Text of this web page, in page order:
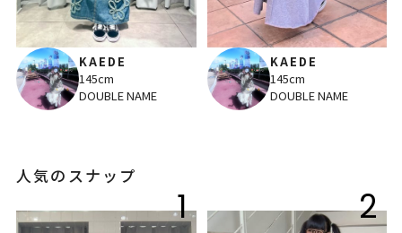
KAEDE
145cm
DOUBLE NAME
KAEDE
145cm
DOUBLE NAME
人気のスナップ
1 2